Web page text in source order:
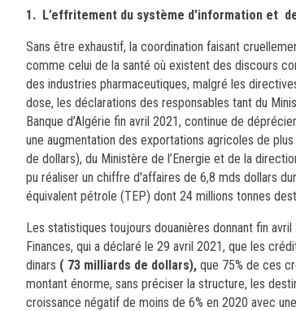
1. L’effritement du système d’information et
Sans être exhaustif, la coordination faisant
comme celui de la santé où existent des discours
des industries pharmaceutiques, malgré les
dose, les déclarations des responsables tant du
Banque d’Algérie fin avril 2021, continue de
une augmentation des exportations agricoles de
de dollars), du Ministère de l’Energie et de la
pu réaliser un chiffre d'affaires de 6,8 mds dollars
équivalent pétrole (TEP) dont 24 millions tonnes
Les statistiques toujours douanières donnant fin
Finances, qui a déclaré le 29 avril 2021, que les
dinars ( 73 milliards de dollars), que 75% de ces
montant énorme, sans préciser la structure, les
croissance négatif de moins de 6% en 2020 avec